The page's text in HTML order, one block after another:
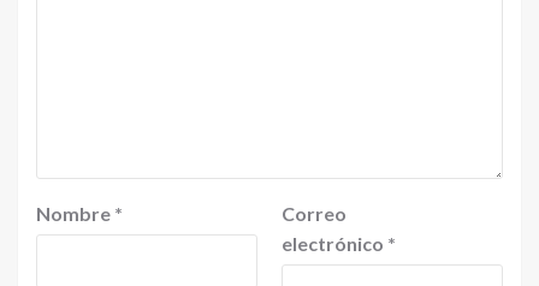
Nombre *
Correo
electrónico *